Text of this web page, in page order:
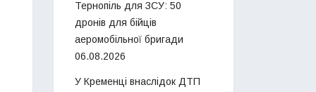
Тернопіль для ЗСУ: 50
дронів для бійців
аеромобільної бригади
06.08.2026
У Кременці внаслідок ДТП